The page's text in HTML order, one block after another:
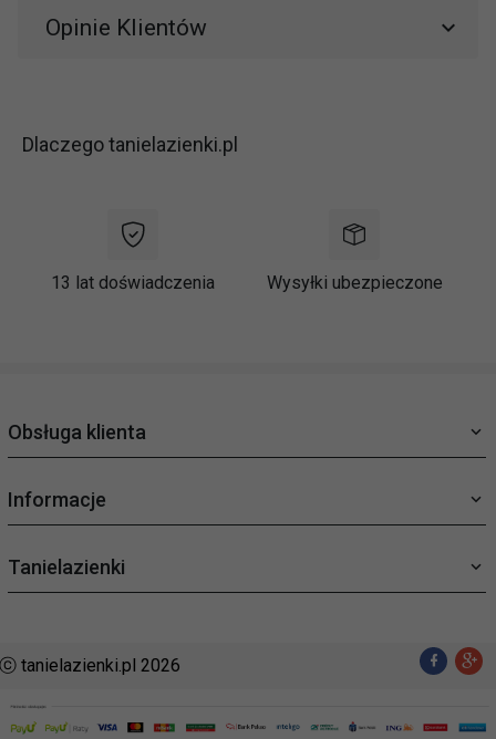
Opinie Klientów
Dlaczego tanielazienki.pl
13 lat doświadczenia Wysyłki ubezpieczone
Obsługa klienta
Informacje
Tanielazienki
sklep@tanielazienki.pl
ⓒ tanielazienki.pl 2026